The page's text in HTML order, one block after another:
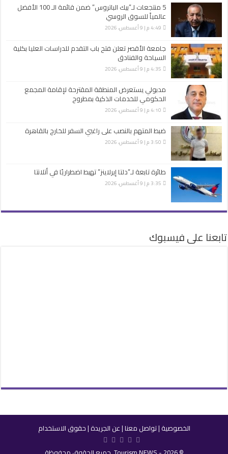
5 منتجعات لـ”بيك الباتروس” ضمن قائمة الـ 100 الأفضل
عالمياً للسوق الروسي
4:49 م | 9 أغسطس، 2026
جامعة الأقصر تعلن فتح باب التقدم للدراسات العليا بكلية
السياحة والفنادق
4:35 م | 9 أغسطس، 2026
مدبولي يستعرض المنطقة المقترحة لإقامة المجمع
الحكومي للخدمات الذكية بمطروح
4:10 م | 9 أغسطس، 2026
ضبط المتهم بالنصب على راغبي السفر للخارج بالقاهرة
3:50 م | 9 أغسطس، 2026
طائرة تابعة لـ”دلتا إيرلاينز” تهبط اضطراريًا في أتلانتا
3:35 م | 9 أغسطس، 2026
تابعنا على فيسبوك
الخصوصية |تواصل معنا |عن الجريدة |حقوق الاستخدام